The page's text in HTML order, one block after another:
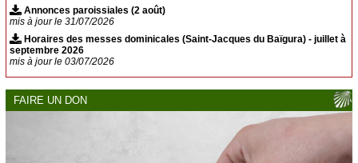
Ossès
Suhescun
Le Bon Pasteur
Saint-Étienne-de-Baïgorry
Banca
Urepel
Aldudes
Annonces paroissiales (2 août)
mis à jour le 31/07/2026
Horaires des messes dominicales (Saint-Jacques du Baïgura) - juillet à
septembre 2026
mis à jour le 03/07/2026
FAIRE UN DON